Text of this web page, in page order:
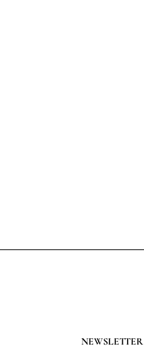
NEWSLETTER